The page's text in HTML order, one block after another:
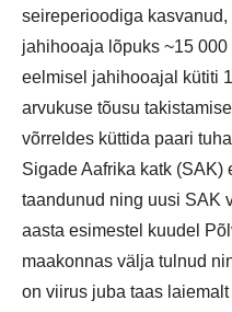
seireperioodiga
jahihooaja lõpuks ~15
eelmisel jahihooajal kütiti
arvukuse tõusu
võrreldes küttida paari
Sigade Aafrika katk (SAK)
taandunud ning uusi SAK
aasta esimestel kuudel
maakonnas välja tulnud
on viirus juba taas